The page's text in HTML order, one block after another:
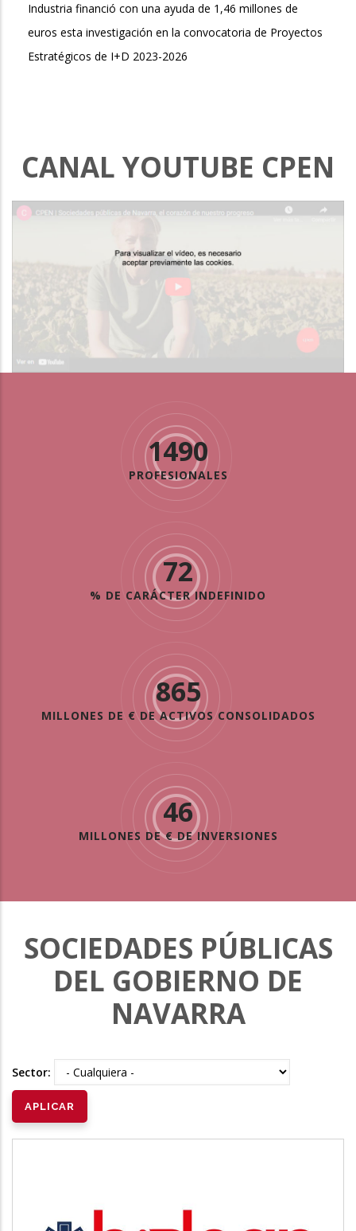
Industria financió con una ayuda de 1,46 millones de
euros esta investigación en la convocatoria de Proyectos
Estratégicos de I+D 2023-2026
CANAL YOUTUBE CPEN
1490
PROFESIONALES
72
% DE CARÁCTER INDEFINIDO
865
MILLONES DE € DE ACTIVOS CONSOLIDADOS
46
MILLONES DE € DE INVERSIONES
SOCIEDADES PÚBLICAS
DEL GOBIERNO DE
NAVARRA
Sector: